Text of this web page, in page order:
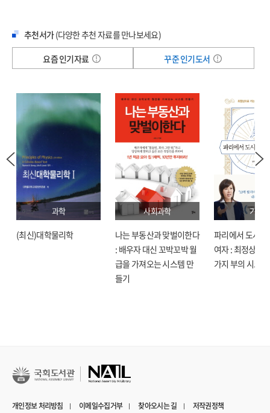
추천서가(다양한 추천 자료를 만나보세요)
요즘 인기자료
꾸준 인기도서
과학
(최신)대학물리학
사회과학
나는 부동산과 맞벌이한다
: 배우자 대신 꼬박꼬박 월
급을 가져오는 시스템 만
들기
기술
파리에서 도시락
여자 : 최정상으
가지 부의 시크릿
개인정보 처리방침 이메일수집거부 찾아오시는 길 저작권정책